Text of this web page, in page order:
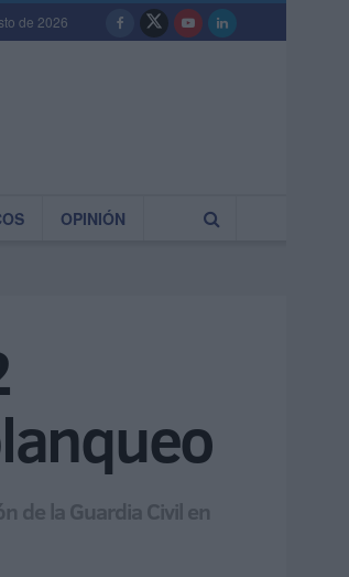
de 2026
OPINIÓN
de la Guardia Civil en